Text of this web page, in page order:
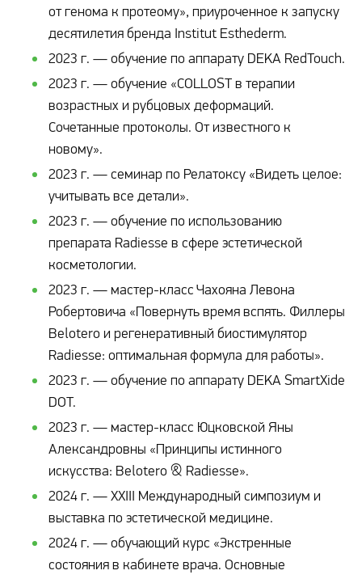
от генома к протеому», приуроченное к запуску
десятилетия бренда Institut Esthederm.
2023 г. — обучение по аппарату DEKA RedTouch.
2023 г. — обучение «COLLOST в терапии
возрастных и рубцовых деформаций.
Сочетанные протоколы. От известного к
новому».
2023 г. — семинар по Релатоксу «Видеть целое:
учитывать все детали».
2023 г. — обучение по использованию
препарата Radiesse в сфере эстетической
косметологии.
2023 г. — мастер-класс Чахояна Левона
Робертовича «Повернуть время вспять. Филлеры
Belotero и регенеративный биостимулятор
Radiesse: оптимальная формула для работы».
2023 г. — обучение по аппарату DEKA SmartXide
DOT.
2023 г. — мастер-класс Юцковской Яны
Александровны «Принципы истинного
искусства: Belotero & Radiesse».
2024 г. — XXIII Международный симпозиум и
выставка по эстетической медицине.
2024 г. — обучающий курс «Экстренные
состояния в кабинете врача. Основные